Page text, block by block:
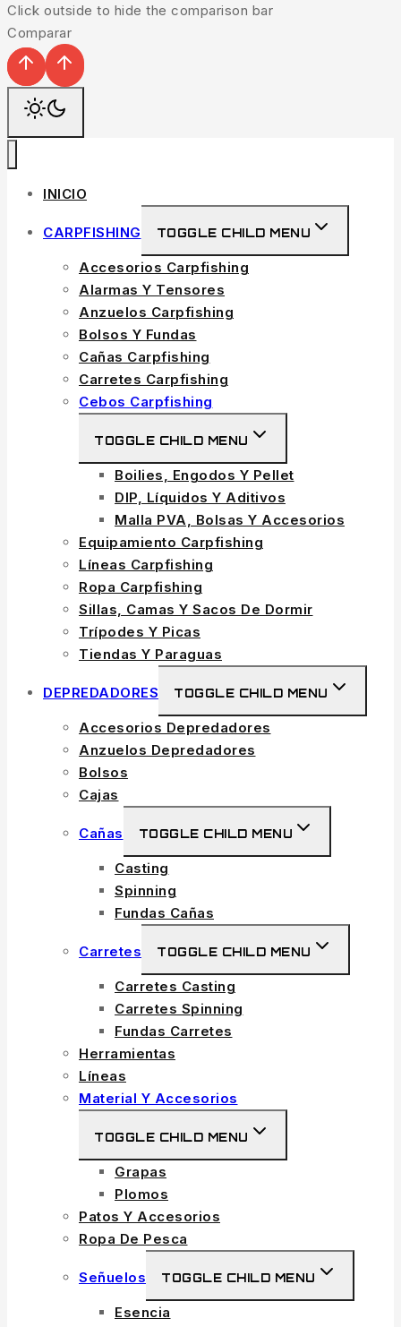
Click outside to hide the comparison bar
Comparar
INICIO
CARPFISHING TOGGLE CHILD MENU
Accesorios Carpfishing
Alarmas Y Tensores
Anzuelos Carpfishing
Bolsos Y Fundas
Cañas Carpfishing
Carretes Carpfishing
Cebos Carpfishing
TOGGLE CHILD MENU
Boilies, Engodos Y Pellet
DIP, Líquidos Y Aditivos
Malla PVA, Bolsas Y Accesorios
Equipamiento Carpfishing
Líneas Carpfishing
Ropa Carpfishing
Sillas, Camas Y Sacos De Dormir
Trípodes Y Picas
Tiendas Y Paraguas
DEPREDADORES TOGGLE CHILD MENU
Accesorios Depredadores
Anzuelos Depredadores
Bolsos
Cajas
Cañas TOGGLE CHILD MENU
Casting
Spinning
Fundas Cañas
Carretes TOGGLE CHILD MENU
Carretes Casting
Carretes Spinning
Fundas Carretes
Herramientas
Líneas
Material Y Accesorios
TOGGLE CHILD MENU
Grapas
Plomos
Patos Y Accesorios
Ropa De Pesca
Señuelos TOGGLE CHILD MENU
Esencia